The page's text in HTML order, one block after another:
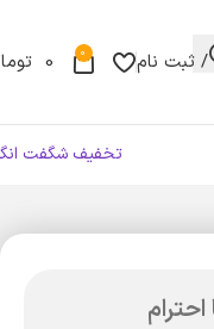
/ ثبت نام 0
0
تخفیف شگفت